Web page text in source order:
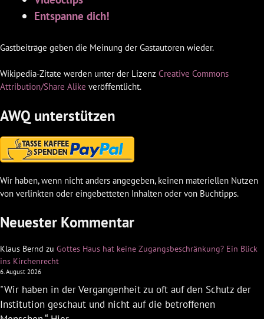
Entspanne dich!
Gastbeiträge geben die Meinung der Gastautoren wieder.
Wikipedia-Zitate werden unter der Lizenz Creative Commons
Attribution/Share Alike veröffentlicht.
AWQ unterstützen
Wir haben, wenn nicht anders angegeben, keinen materiellen Nutzen
von verlinkten oder eingebetteten Inhalten oder von Buchtipps.
Neuester Kommentar
Klaus Bernd zu Gottes Haus hat keine Zugangsbeschränkung? Ein Blick
ins Kirchenrecht
6. August 2026
"Wir haben in der Vergangenheit zu oft auf den Schutz der
Institution geschaut und nicht auf die betroffenen